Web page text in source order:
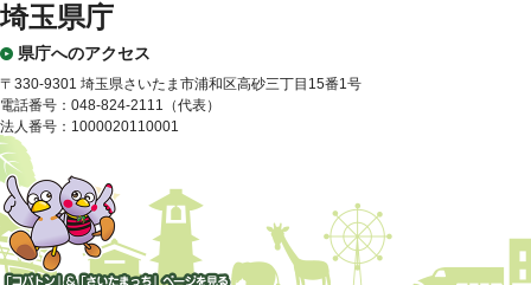
埼玉県庁
県庁へのアクセス
〒330-9301 埼玉県さいたま市浦和区高砂三丁目15番1号
電話番号：048-824-2111（代表）
法人番号：1000020110001